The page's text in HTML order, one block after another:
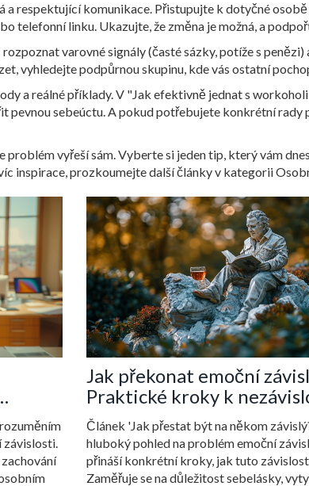
a respektující komunikace. Přistupujte k dotyčné
telefonní linku. Ukazujte, že změna je možná, a
varovné signály (časté sázky, potíže s
vyhledejte podpůrnou skupinu, kde vás ostatní
a reálné příklady. V "Jak efektivně jednat s
pevnou sebeúctu. A pokud potřebujete konkrétní rady
problém vyřeší sám. Vyberte si jeden tip, který vám
inspirace, prozkoumejte další články v kategorii
Jak překonat emoční
Praktické kroky k
Článek 'Jak přestat být na někom
hluboký pohled na problém emoční
přináší konkrétní kroky, jak tuto
Zaměřuje se na důležitost sebelásky,